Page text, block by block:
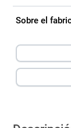
Sobre el